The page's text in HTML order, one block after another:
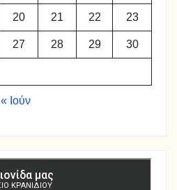
20 21 22 23
27 28 29 30
« Ιούν